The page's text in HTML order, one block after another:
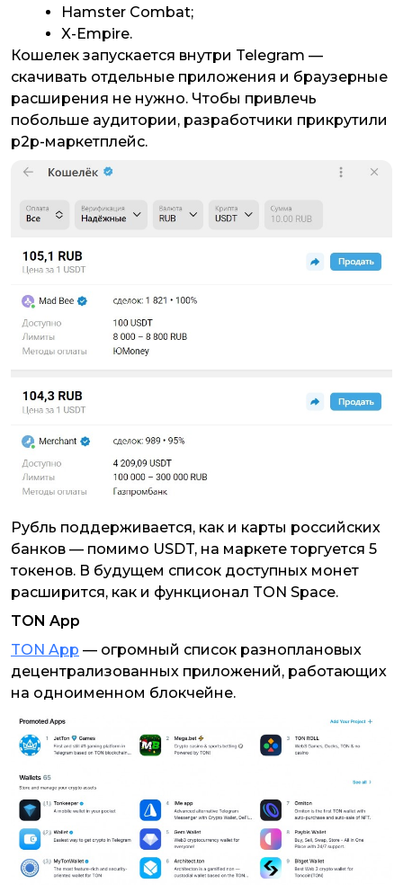
Hamster Combat;
X-Empire.
Кошелек запускается внутри Telegram —
скачивать отдельные приложения и браузерные
расширения не нужно. Чтобы привлечь
побольше аудитории, разработчики прикрутили
p2p-маркетплейс.
Рубль поддерживается, как и карты российских
банков — помимо USDT, на маркете торгуется 5
токенов. В будущем список доступных монет
расширится, как и функционал TON Space.
TON App
TON App — огромный список разноплановых
децентрализованных приложений, работающих
на одноименном блокчейне.